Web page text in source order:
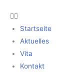
Startseite
Aktuelles
Vita
Kontakt